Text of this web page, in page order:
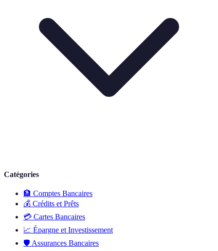
Catégories
🏦 Comptes Bancaires
💰 Crédits et Prêts
💳 Cartes Bancaires
📈 Épargne et Investissement
🛡️ Assurances Bancaires